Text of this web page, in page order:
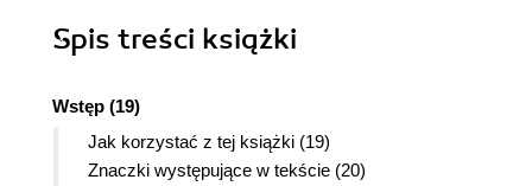
Spis treści książki
Wstęp (19)
Jak korzystać z tej książki (19)
Znaczki występujące w tekście (20)